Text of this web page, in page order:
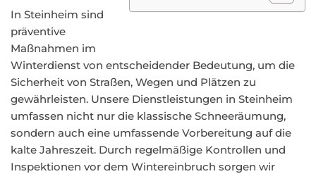
In Steinheim sind
präventive
Maßnahmen im
Winterdienst von entscheidender Bedeutung, um die
Sicherheit von Straßen, Wegen und Plätzen zu
gewährleisten. Unsere Dienstleistungen in Steinheim
umfassen nicht nur die klassische Schneeräumung,
sondern auch eine umfassende Vorbereitung auf die
kalte Jahreszeit. Durch regelmäßige Kontrollen und
Inspektionen vor dem Wintereinbruch sorgen wir